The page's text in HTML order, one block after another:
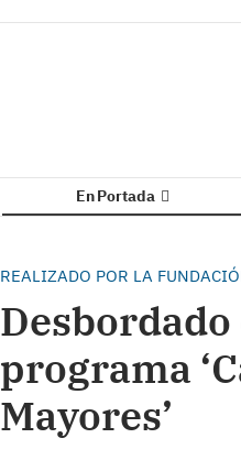
En Portada
REALIZADO POR LA
programa
Mayores’